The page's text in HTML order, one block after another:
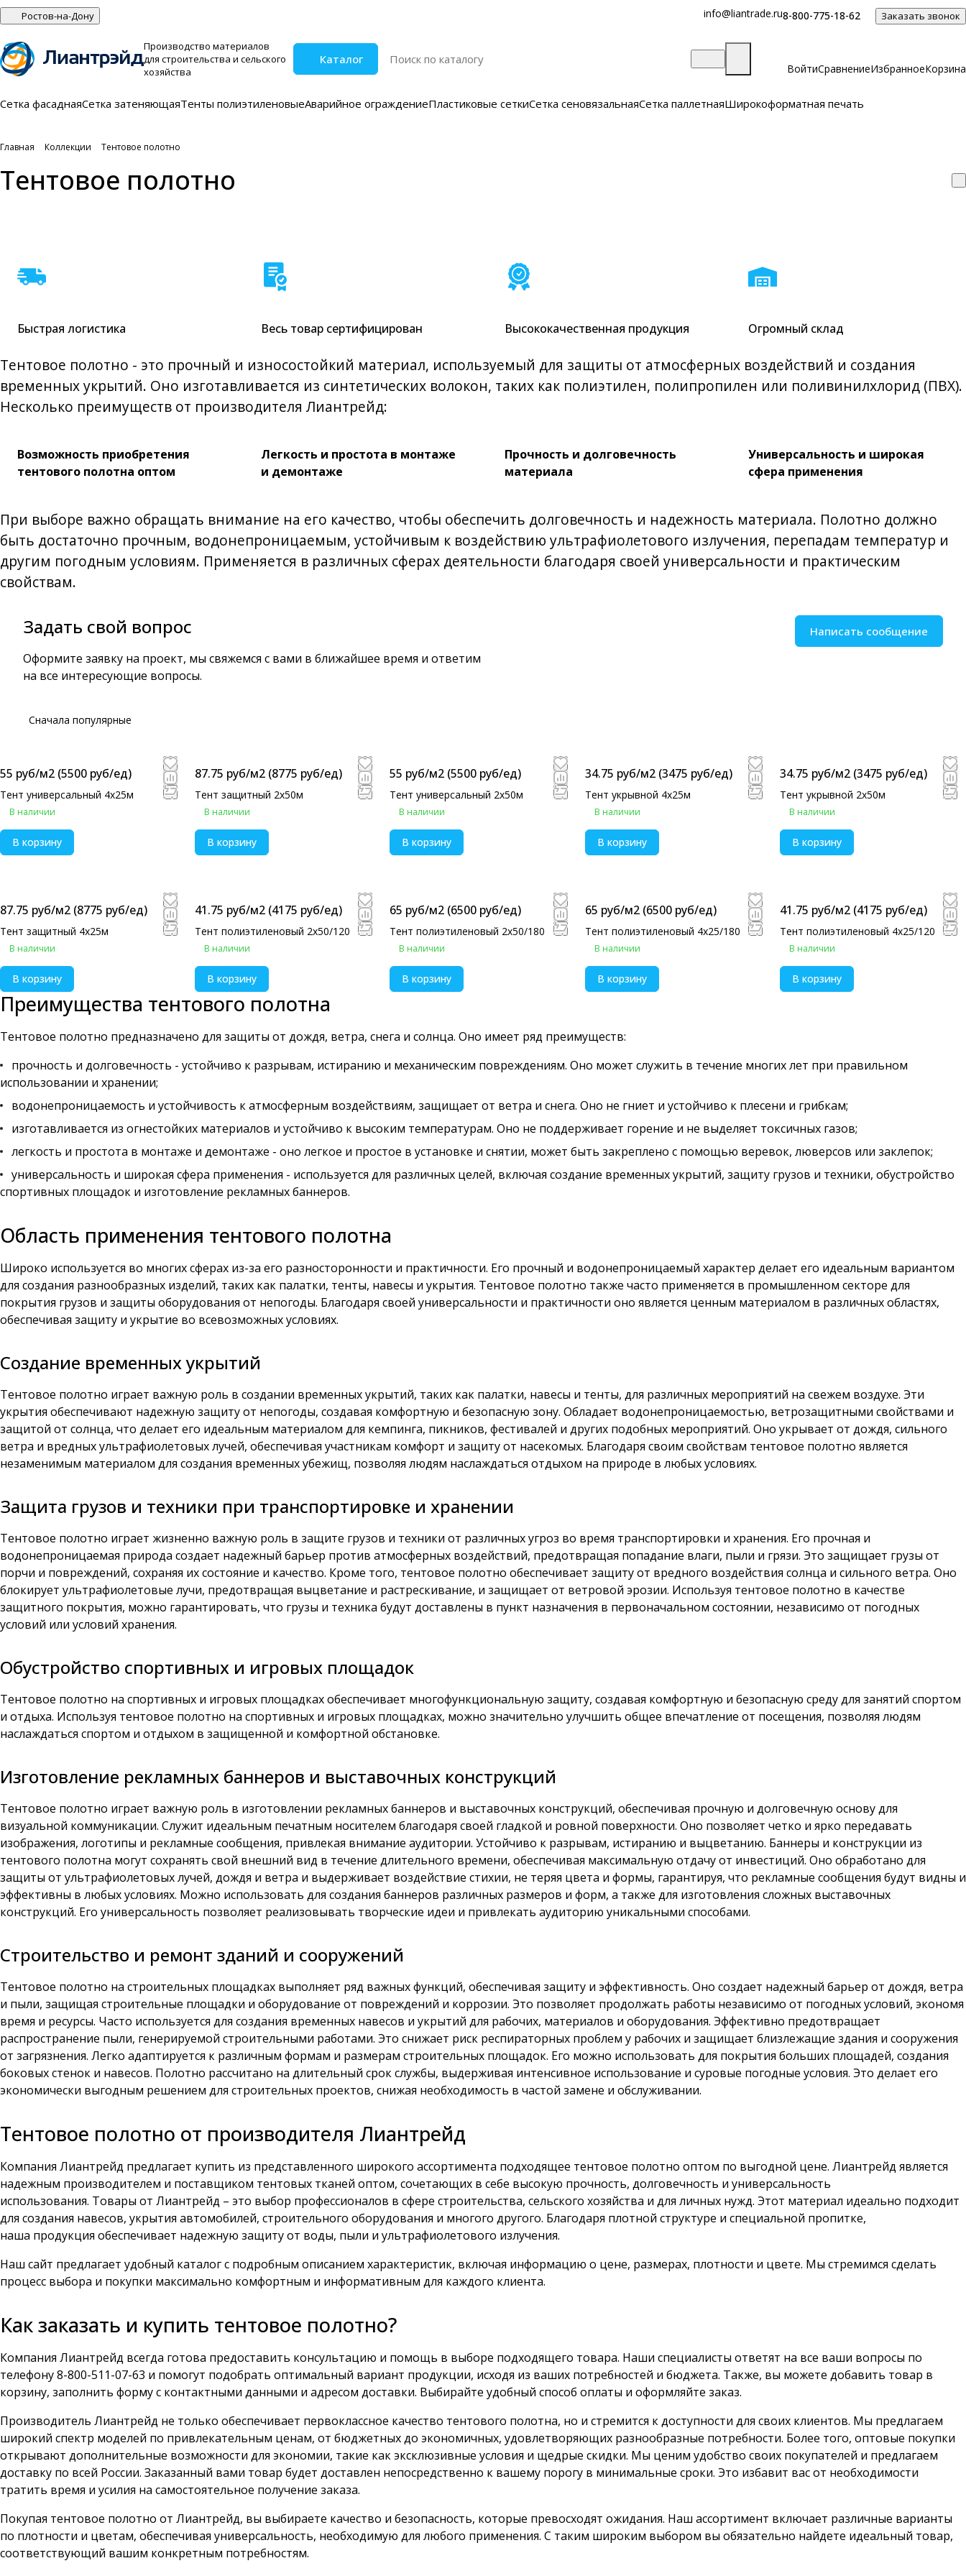
Ростов-на-Дону info@liantrade.ru8-800-775-18-62 Заказать звонок
Производство материалов
для строительства и сельского
хозяйства
Каталог
ВойтиСравнениеИзбранноеКорзина
Сетка фасаднаяСетка затеняющаяТенты полиэтиленовыеАварийное ограждениеПластиковые сеткиСетка сеновязальнаяСетка паллетнаяШирокоформатная печать
Главная Коллекции Тентовое полотно
Тентовое полотно
Быстрая логистика Весь товар сертифицирован Высококачественная продукция Огромный склад
Тентовое полотно - это прочный и износостойкий материал, используемый для защиты от атмосферных воздействий и создания
временных укрытий. Оно изготавливается из синтетических волокон, таких как полиэтилен, полипропилен или поливинилхлорид (ПВХ).
Несколько преимуществ от производителя Лиантрейд:
Возможность приобретения
тентового полотна оптом
Легкость и простота в монтаже
и демонтаже
Прочность и долговечность
материала
Универсальность и широкая
сфера применения
При выборе важно обращать внимание на его качество, чтобы обеспечить долговечность и надежность материала. Полотно должно
быть достаточно прочным, водонепроницаемым, устойчивым к воздействию ультрафиолетового излучения, перепадам температур и
другим погодным условиям. Применяется в различных сферах деятельности благодаря своей универсальности и практическим
свойствам.
Задать свой вопрос
Оформите заявку на проект, мы свяжемся с вами в ближайшее время и ответим
на все интересующие вопросы.
Написать сообщение
Сначала популярные
55 руб/м2 (5500 руб/eд)
Тент универсальный 4х25м
В наличии
В корзину
87.75 руб/м2 (8775 руб/eд)
Тент защитный 2х50м
В наличии
В корзину
55 руб/м2 (5500 руб/eд)
Тент универсальный 2х50м
В наличии
В корзину
34.75 руб/м2 (3475 руб/eд)
Тент укрывной 4х25м
В наличии
В корзину
34.75 руб/м2 (3475 руб/eд)
Тент укрывной 2х50м
В наличии
В корзину
87.75 руб/м2 (8775 руб/eд)
Тент защитный 4х25м
В наличии
В корзину
41.75 руб/м2 (4175 руб/eд)
Тент полиэтиленовый 2х50/120
В наличии
В корзину
65 руб/м2 (6500 руб/eд)
Тент полиэтиленовый 2х50/180
В наличии
В корзину
65 руб/м2 (6500 руб/eд)
Тент полиэтиленовый 4х25/180
В наличии
В корзину
41.75 руб/м2 (4175 руб/eд)
Тент полиэтиленовый 4х25/120
В наличии
В корзину
Преимущества тентового полотна
Тентовое полотно предназначено для защиты от дождя, ветра, снега и солнца. Оно имеет ряд преимуществ:
прочность и долговечность - устойчиво к разрывам, истиранию и механическим повреждениям. Оно может служить в течение многих лет при правильном
использовании и хранении;
водонепроницаемость и устойчивость к атмосферным воздействиям, защищает от ветра и снега. Оно не гниет и устойчиво к плесени и грибкам;
изготавливается из огнестойких материалов и устойчиво к высоким температурам. Оно не поддерживает горение и не выделяет токсичных газов;
легкость и простота в монтаже и демонтаже - оно легкое и простое в установке и снятии, может быть закреплено с помощью веревок, люверсов или заклепок;
универсальность и широкая сфера применения - используется для различных целей, включая создание временных укрытий, защиту грузов и техники, обустройство
спортивных площадок и изготовление рекламных баннеров.
Область применения тентового полотна
Широко используется во многих сферах из-за его разносторонности и практичности. Его прочный и водонепроницаемый характер делает его идеальным вариантом
для создания разнообразных изделий, таких как палатки, тенты, навесы и укрытия. Тентовое полотно также часто применяется в промышленном секторе для
покрытия грузов и защиты оборудования от непогоды. Благодаря своей универсальности и практичности оно является ценным материалом в различных областях,
обеспечивая защиту и укрытие во всевозможных условиях.
Создание временных укрытий
Тентовое полотно играет важную роль в создании временных укрытий, таких как палатки, навесы и тенты, для различных мероприятий на свежем воздухе. Эти
укрытия обеспечивают надежную защиту от непогоды, создавая комфортную и безопасную зону. Обладает водонепроницаемостью, ветрозащитными свойствами и
защитой от солнца, что делает его идеальным материалом для кемпинга, пикников, фестивалей и других подобных мероприятий. Оно укрывает от дождя, сильного
ветра и вредных ультрафиолетовых лучей, обеспечивая участникам комфорт и защиту от насекомых. Благодаря своим свойствам тентовое полотно является
незаменимым материалом для создания временных убежищ, позволяя людям наслаждаться отдыхом на природе в любых условиях.
Защита грузов и техники при транспортировке и хранении
Тентовое полотно играет жизненно важную роль в защите грузов и техники от различных угроз во время транспортировки и хранения. Его прочная и
водонепроницаемая природа создает надежный барьер против атмосферных воздействий, предотвращая попадание влаги, пыли и грязи. Это защищает грузы от
порчи и повреждений, сохраняя их состояние и качество. Кроме того, тентовое полотно обеспечивает защиту от вредного воздействия солнца и сильного ветра. Оно
блокирует ультрафиолетовые лучи, предотвращая выцветание и растрескивание, и защищает от ветровой эрозии. Используя тентовое полотно в качестве
защитного покрытия, можно гарантировать, что грузы и техника будут доставлены в пункт назначения в первоначальном состоянии, независимо от погодных
условий или условий хранения.
Обустройство спортивных и игровых площадок
Тентовое полотно на спортивных и игровых площадках обеспечивает многофункциональную защиту, создавая комфортную и безопасную среду для занятий спортом
и отдыха. Используя тентовое полотно на спортивных и игровых площадках, можно значительно улучшить общее впечатление от посещения, позволяя людям
наслаждаться спортом и отдыхом в защищенной и комфортной обстановке.
Изготовление рекламных баннеров и выставочных конструкций
Тентовое полотно играет важную роль в изготовлении рекламных баннеров и выставочных конструкций, обеспечивая прочную и долговечную основу для
визуальной коммуникации. Служит идеальным печатным носителем благодаря своей гладкой и ровной поверхности. Оно позволяет четко и ярко передавать
изображения, логотипы и рекламные сообщения, привлекая внимание аудитории. Устойчиво к разрывам, истиранию и выцветанию. Баннеры и конструкции из
тентового полотна могут сохранять свой внешний вид в течение длительного времени, обеспечивая максимальную отдачу от инвестиций. Оно обработано для
защиты от ультрафиолетовых лучей, дождя и ветра и выдерживает воздействие стихии, не теряя цвета и формы, гарантируя, что рекламные сообщения будут видны и
эффективны в любых условиях. Можно использовать для создания баннеров различных размеров и форм, а также для изготовления сложных выставочных
конструкций. Его универсальность позволяет реализовывать творческие идеи и привлекать аудиторию уникальными способами.
Строительство и ремонт зданий и сооружений
Тентовое полотно на строительных площадках выполняет ряд важных функций, обеспечивая защиту и эффективность. Оно создает надежный барьер от дождя, ветра
и пыли, защищая строительные площадки и оборудование от повреждений и коррозии. Это позволяет продолжать работы независимо от погодных условий, экономя
время и ресурсы. Часто используется для создания временных навесов и укрытий для рабочих, материалов и оборудования. Эффективно предотвращает
распространение пыли, генерируемой строительными работами. Это снижает риск респираторных проблем у рабочих и защищает близлежащие здания и сооружения
от загрязнения. Легко адаптируется к различным формам и размерам строительных площадок. Его можно использовать для покрытия больших площадей, создания
боковых стенок и навесов. Полотно рассчитано на длительный срок службы, выдерживая интенсивное использование и суровые погодные условия. Это делает его
экономически выгодным решением для строительных проектов, снижая необходимость в частой замене и обслуживании.
Тентовое полотно от производителя Лиантрейд
Компания Лиантрейд предлагает купить из представленного широкого ассортимента подходящее тентовое полотно оптом по выгодной цене. Лиантрейд является
надежным производителем и поставщиком тентовых тканей оптом, сочетающих в себе высокую прочность, долговечность и универсальность
использования. Товары от Лиантрейд – это выбор профессионалов в сфере строительства, сельского хозяйства и для личных нужд. Этот материал идеально подходит
для создания навесов, укрытия автомобилей, строительного оборудования и многого другого. Благодаря плотной структуре и специальной пропитке,
наша продукция обеспечивает надежную защиту от воды, пыли и ультрафиолетового излучения.
Наш сайт предлагает удобный каталог с подробным описанием характеристик, включая информацию о цене, размерах, плотности и цвете. Мы стремимся сделать
процесс выбора и покупки максимально комфортным и информативным для каждого клиента.
Как заказать и купить тентовое полотно?
Компания Лиантрейд всегда готова предоставить консультацию и помощь в выборе подходящего товара. Наши специалисты ответят на все ваши вопросы по
телефону8-800-511-07-63 и помогут подобрать оптимальный вариант продукции, исходя из ваших потребностей и бюджета. Также, вы можете добавить товар в
корзину, заполнить форму с контактными данными и адресом доставки. Выбирайте удобный способ оплаты и оформляйте заказ.
Производитель Лиантрейд не только обеспечивает первоклассное качество тентового полотна, но и стремится к доступности для своих клиентов. Мы предлагаем
широкий спектр моделей по привлекательным ценам, от бюджетных до экономичных, удовлетворяющих разнообразные потребности. Более того, оптовые покупки
открывают дополнительные возможности для экономии, такие как эксклюзивные условия и щедрые скидки. Мы ценим удобство своих покупателей и предлагаем
доставку по всей России. Заказанный вами товар будет доставлен непосредственно к вашему порогу в минимальные сроки. Это избавит вас от необходимости
тратить время и усилия на самостоятельное получение заказа.
Покупая тентовое полотно от Лиантрейд, вы выбираете качество и безопасность, которые превосходят ожидания. Наш ассортимент включает различные варианты
по плотности и цветам, обеспечивая универсальность, необходимую для любого применения. С таким широким выбором вы обязательно найдете идеальный товар,
соответствующий вашим конкретным потребностям.